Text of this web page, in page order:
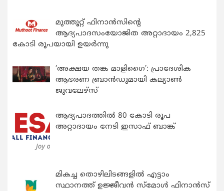
മുത്തൂറ്റ് ഫിനാൻസിന്റെ
ആദ്യപാദസംയോജിത അറ്റാദായം 2,825
കോടി രൂപയായി ഉയർന്നു
‘അക്ഷയ തങ്ക മാളിഗൈ’: പ്രാദേശിക
ആഭരണ ബ്രാന്‍ഡുമായി കല്യാണ്‍
ജുവലേഴ്‌സ്
ആദ്യപാദത്തിൽ 80 കോടി രൂപ
അറ്റാദായം നേടി ഇസാഫ് ബാങ്ക്
മികച്ച തൊഴിലിടങ്ങളിൽ എട്ടാം
സ്ഥാനത്ത് ഉജ്ജീവൻ സ്മോൾ ഫിനാൻസ്